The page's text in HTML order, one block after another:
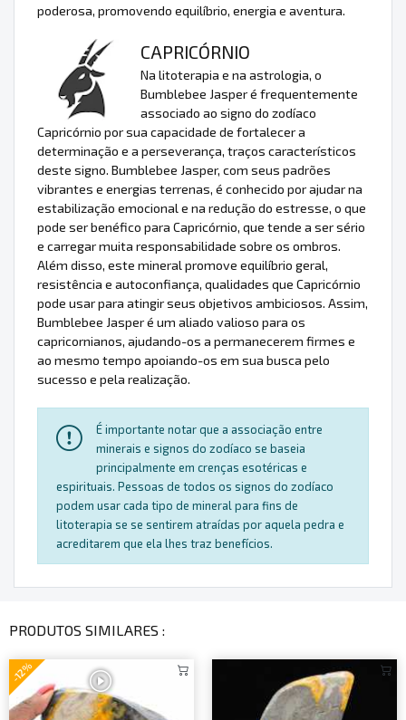
poderosa, promovendo equilíbrio, energia e aventura.
CAPRICÓRNIO
Na litoterapia e na astrologia, o
Bumblebee Jasper é frequentemente
associado ao signo do zodíaco
Capricórnio por sua capacidade de fortalecer a
determinação e a perseverança, traços característicos
deste signo. Bumblebee Jasper, com seus padrões
vibrantes e energias terrenas, é conhecido por ajudar na
estabilização emocional e na redução do estresse, o que
pode ser benéfico para Capricórnio, que tende a ser sério
e carregar muita responsabilidade sobre os ombros.
Além disso, este mineral promove equilíbrio geral,
resistência e autoconfiança, qualidades que Capricórnio
pode usar para atingir seus objetivos ambiciosos. Assim,
Bumblebee Jasper é um aliado valioso para os
capricornianos, ajudando-os a permanecerem firmes e
ao mesmo tempo apoiando-os em sua busca pelo
sucesso e pela realização.
É importante notar que a associação entre
minerais e signos do zodíaco se baseia
principalmente em crenças esotéricas e
espirituais. Pessoas de todos os signos do zodíaco
podem usar cada tipo de mineral para fins de
litoterapia se se sentirem atraídas por aquela pedra e
acreditarem que ela lhes traz benefícios.
PRODUTOS SIMILARES :
-12%